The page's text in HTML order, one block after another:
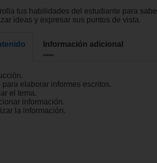
tus habilidades del estudiante para
ideas y expresar sus puntos de vista.
Información adicional
para elaborar informes escritos.
el tema.
información.
la información.